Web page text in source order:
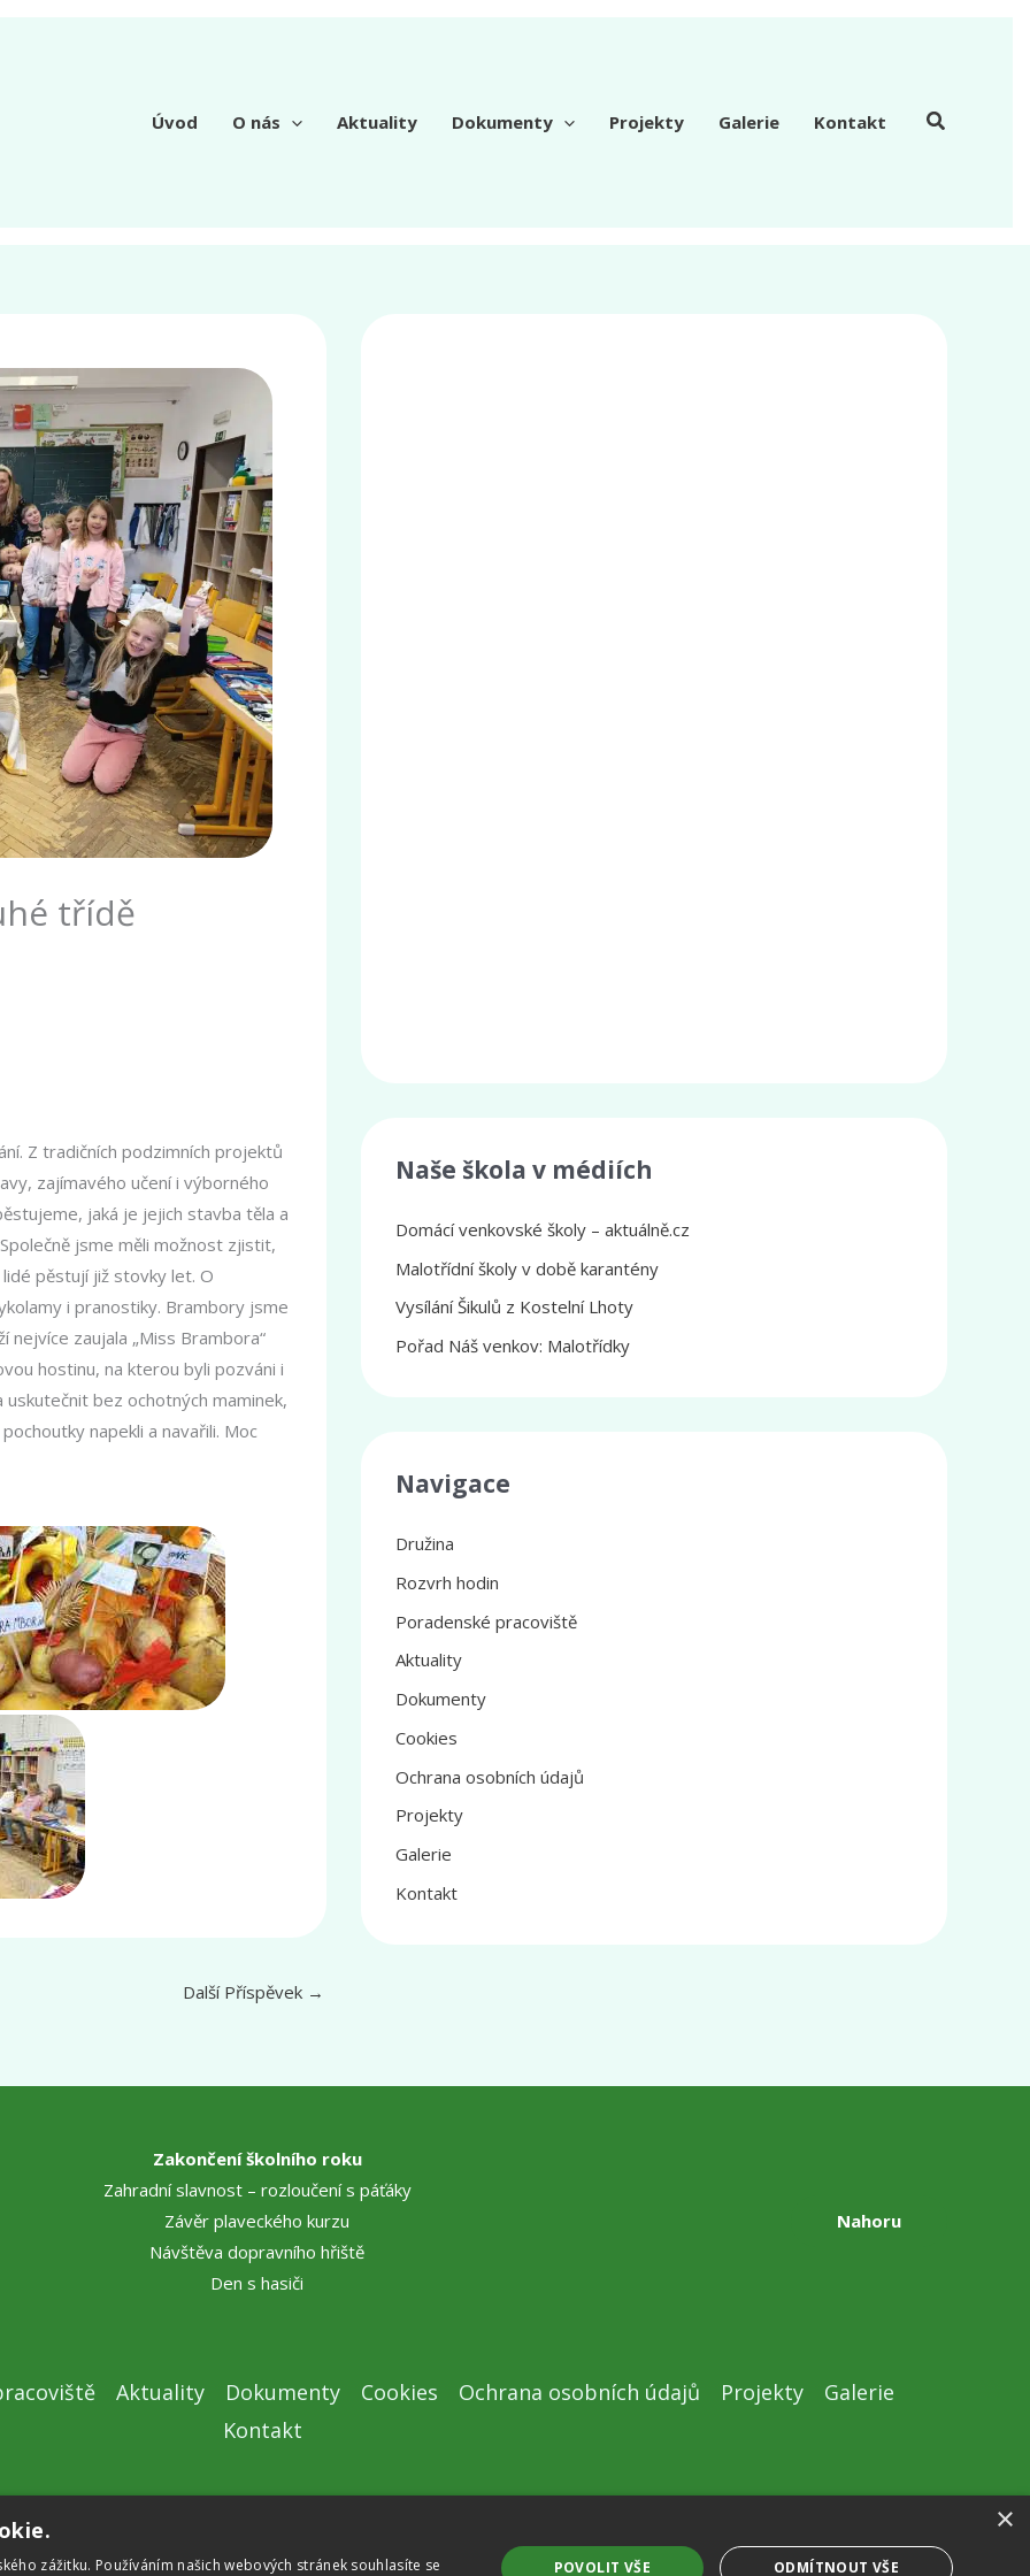
Úvod O nás Aktuality Dokumenty Projekty Galerie Kontakt
třídě
Z tradičních podzimních projektů
zajímavého učení i výborného
jaká je jejich stavba těla a
jsme měli možnost zjistit,
pěstují již stovky let. O
i pranostiky. Brambory jsme
zaujala „Miss Brambora“
hostinu, na kterou byli pozváni i
bez ochotných maminek,
napekli a navařili. Moc
Další Příspěvek →
Naše škola v médiích
Domácí venkovské školy – aktuálně.cz
Malotřídní školy v době karantény
Vysílání Šikulů z Kostelní Lhoty
Pořad Náš venkov: Malotřídky
Navigace
Družina
Rozvrh hodin
Poradenské pracoviště
Aktuality
Dokumenty
Cookies
Ochrana osobních údajů
Projekty
Galerie
Kontakt
Zakončení školního roku
Zahradní slavnost – rozloučení s páťáky
Závěr plaveckého kurzu
Návštěva dopravního hřiště
Den s hasiči
Nahoru
Aktuality Dokumenty Cookies Ochrana osobních údajů Projekty
Galerie
Kontakt
Created byngstranky.cz
×
zážitku. Používáním našich webových stránek souhlasíte se POVOLIT VŠE ODMÍTNOUT VŠE